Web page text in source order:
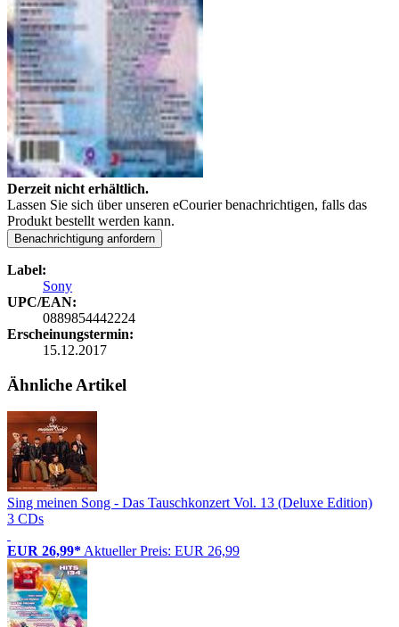
Derzeit nicht erhältlich.
Lassen Sie sich über unseren eCourier benachrichtigen, falls das
Produkt bestellt werden kann.
Benachrichtigung anfordern
Label:
Sony
UPC/EAN:
0889854442224
Erscheinungstermin:
15.12.2017
Ähnliche Artikel
Sing meinen Song - Das Tauschkonzert Vol. 13 (Deluxe Edition)
3 CDs
EUR 26,99* Aktueller Preis: EUR 26,99